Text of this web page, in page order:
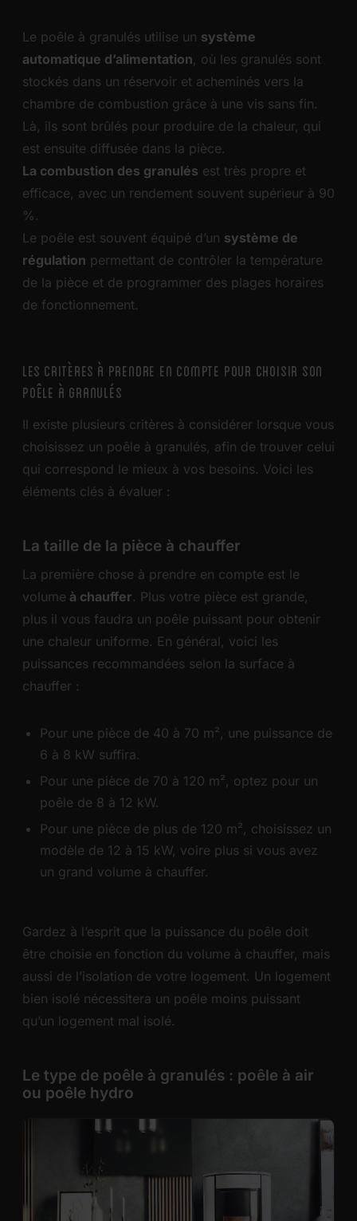
Le poêle à granulés utilise un système
automatique d’alimentation, où les granulés sont
stockés dans un réservoir et acheminés vers la
chambre de combustion grâce à une vis sans fin.
Là, ils sont brûlés pour produire de la chaleur, qui
est ensuite diffusée dans la pièce.
La combustion des granulés est très propre et
efficace, avec un rendement souvent supérieur à 90
%.
Le poêle est souvent équipé d’un système de
régulation permettant de contrôler la température
de la pièce et de programmer des plages horaires
de fonctionnement.
LES CRITÈRES À PRENDRE EN COMPTE POUR CHOISIR SON
POÊLE À GRANULÉS
Il existe plusieurs critères à considérer lorsque vous
choisissez un poêle à granulés, afin de trouver celui
qui correspond le mieux à vos besoins. Voici les
éléments clés à évaluer :
La taille de la pièce à chauffer
La première chose à prendre en compte est le
volume à chauffer. Plus votre pièce est grande,
plus il vous faudra un poêle puissant pour obtenir
une chaleur uniforme. En général, voici les
puissances recommandées selon la surface à
chauffer :
Pour une pièce de 40 à 70 m², une puissance de
6 à 8 kW suffira.
Pour une pièce de 70 à 120 m², optez pour un
poêle de 8 à 12 kW.
Pour une pièce de plus de 120 m², choisissez un
modèle de 12 à 15 kW, voire plus si vous avez
un grand volume à chauffer.
Gardez à l’esprit que la puissance du poêle doit
être choisie en fonction du volume à chauffer, mais
aussi de l’isolation de votre logement. Un logement
bien isolé nécessitera un poêle moins puissant
qu’un logement mal isolé.
Le type de poêle à granulés : poêle à air
ou poêle hydro